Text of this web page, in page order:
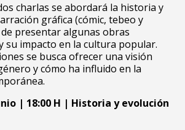
charlas se abordará la historia y
gráfica (cómic, tebeo y
presentar algunas obras
su impacto en la cultura popular.
se busca ofrecer una visión
y cómo ha influido en la
| 18:00 H | Historia y evolución